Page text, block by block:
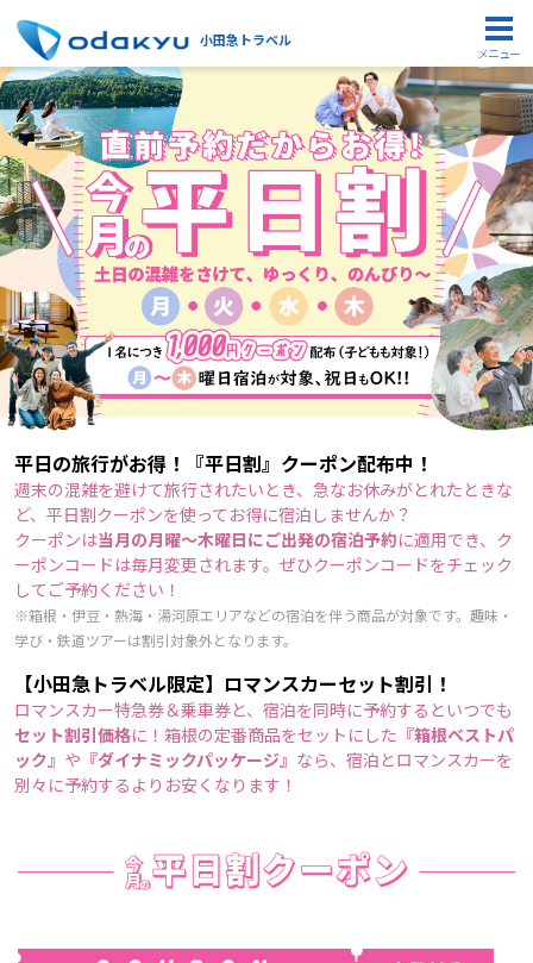
小田急トラベル
メニュー
平日の旅行がお得！『平日割』クーポン配布中！
週末の混雑を避けて旅行されたいとき、急なお休みがとれたときな
ど、平日割クーポンを使ってお得に宿泊しませんか？
クーポンは当月の月曜～木曜日にご出発の宿泊予約に適用でき、ク
ーポンコードは毎月変更されます。ぜひクーポンコードをチェック
してご予約ください！
※箱根・伊豆・熱海・湯河原エリアなどの宿泊を伴う商品が対象です。趣味・
学び・鉄道ツアーは割引対象外となります。
【小田急トラベル限定】ロマンスカーセット割引！
ロマンスカー特急券＆乗車券と、宿泊を同時に予約するといつでも
セット割引価格に！箱根の定番商品をセットにした 『箱根ベストパ
ック』 や 『ダイナミックパッケージ』 なら、宿泊とロマンスカーを
別々に予約するよりお安くなります！